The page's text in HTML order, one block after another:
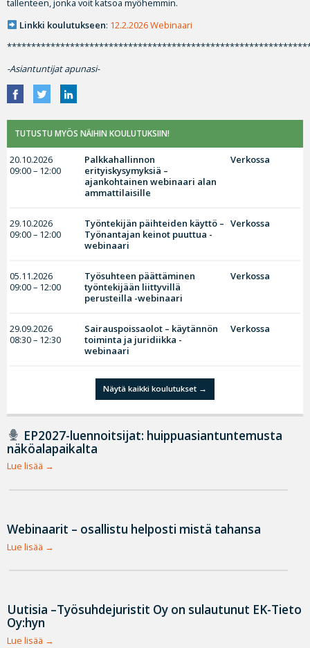
Linkki koulutukseen: 12.2.2026 Webinaari
-Asiantuntijat apunasi-
TUTUSTU MYÖS NÄIHIN KOULUTUKSIIN!
20.10.2026
09:00 – 12:00
Palkkahallinnon
erityiskysymyksiä –
ajankohtainen webinaari alan
ammattilaisille
Verkossa
29.10.2026
09:00 – 12:00
Työntekijän päihteiden käyttö –
Työnantajan keinot puuttua -
webinaari
Verkossa
05.11.2026
09:00 – 12:00
Työsuhteen päättäminen
työntekijään liittyvillä
perusteilla -webinaari
Verkossa
29.09.2026
08:30 – 12:30
Sairauspoissaolot – käytännön
toiminta ja juridiikka -
webinaari
Verkossa
Näytä kaikki koulutukset
EP2027-luennoitsijat: huippuasiantuntemusta
näköalapaikalta
Lue lisää
Webinaarit – osallistu helposti mistä tahansa
Lue lisää
Uutisia –Työsuhdejuristit Oy on sulautunut EK-Tieto
Oy:hyn
Lue lisää